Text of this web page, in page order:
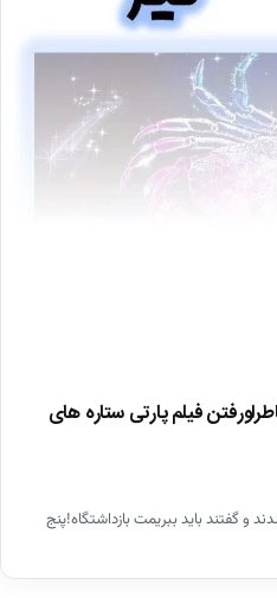
فیلم پارتی ستاره های
و گفتند باید ببریمت بازداشتگاه!پنج